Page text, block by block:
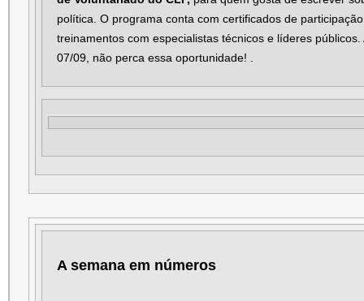
política. O programa conta com certificados de
treinamentos com especialistas técnicos e líderes
07/09, não perca essa oportunidade!
A semana em números